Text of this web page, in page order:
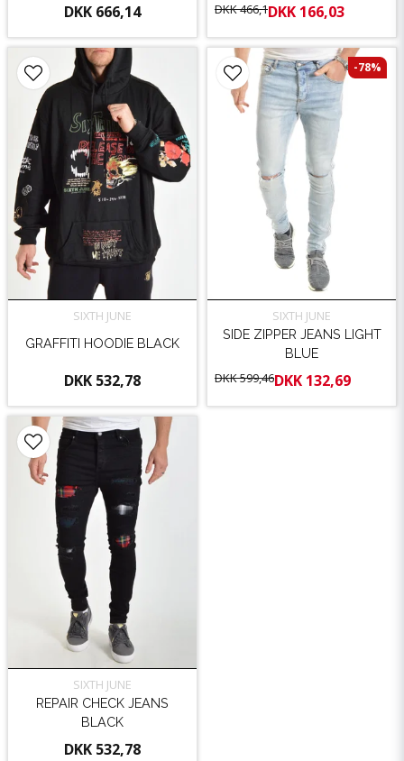
DKK 666,14 DKK 466,1DKK 166,03
SIXTH JUNE
GRAFFITI HOODIE BLACK
DKK 532,78
SIXTH JUNE
SIDE ZIPPER JEANS LIGHT
BLUE
DKK 599,46DKK 132,69
-78%
SIXTH JUNE
REPAIR CHECK JEANS
BLACK
DKK 532,78